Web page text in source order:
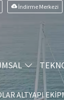
İndirme Merkezi
ALTYAPI